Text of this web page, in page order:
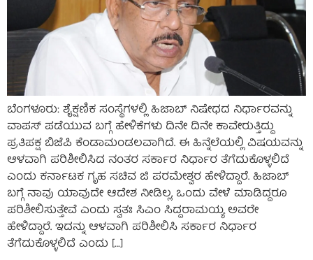
ಬೆಂಗಳೂರು: ಶೈಕ್ಷಣಿಕ ಸಂಸ್ಥೆಗಳಲ್ಲಿ ಹಿಜಾಬ್ ನಿಷೇಧದ ನಿರ್ಧಾರವನ್ನು
ವಾಪಸ್ ಪಡೆಯುವ ಬಗ್ಗೆ ಹೇಳಿಕೆಗಳು ದಿನೇ ದಿನೇ ಕಾವೇರುತ್ತಿದ್ದು
ಪ್ರತಿಪಕ್ಷ ಬಿಜೆಪಿ ಕೆಂಡಾಮಂಡಲವಾಗಿದೆ. ಈ ಹಿನ್ನೆಲೆಯಲ್ಲಿ ವಿಷಯವನ್ನು
ಆಳವಾಗಿ ಪರಿಶೀಲಿಸಿದ ನಂತರ ಸರ್ಕಾರ ನಿರ್ಧಾರ ತೆಗೆದುಕೊಳ್ಳಲಿದೆ
ಎಂದು ಕರ್ನಾಟಕ ಗೃಹ ಸಚಿವ ಜಿ ಪರಮೇಶ್ವರ ಹೇಳಿದ್ದಾರೆ. ಹಿಜಾಬ್
ಬಗ್ಗೆ ನಾವು ಯಾವುದೇ ಆದೇಶ ನೀಡಿಲ್ಲ, ಒಂದು ವೇಳೆ ಮಾಡಿದ್ದರೂ
ಪರಿಶೀಲಿಸುತ್ತೇವೆ ಎಂದು ಸ್ವತಃ ಸಿಎಂ ಸಿದ್ದರಾಮಯ್ಯ ಅವರೇ
ಹೇಳಿದ್ದಾರೆ. ಇದನ್ನು ಆಳವಾಗಿ ಪರಿಶೀಲಿಸಿ ಸರ್ಕಾರ ನಿರ್ಧಾರ
ತೆಗೆದುಕೊಳ್ಳಲಿದೆ ಎಂದು […]